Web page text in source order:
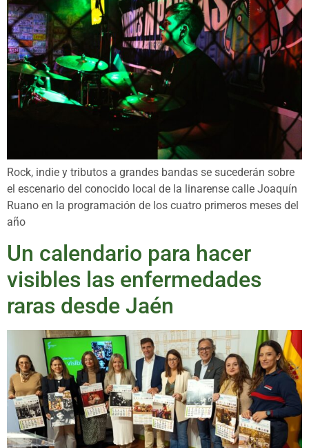
Rock, indie y tributos a grandes bandas se sucederán sobre
el escenario del conocido local de la linarense calle Joaquín
Ruano en la programación de los cuatro primeros meses del
año
Un calendario para hacer
visibles las enfermedades
raras desde Jaén